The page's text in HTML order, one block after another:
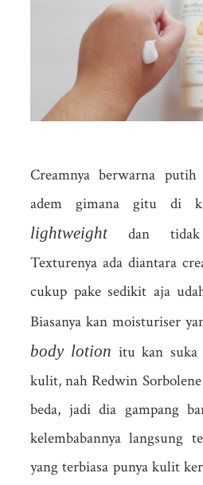
Creamnya berwarna
adem gimana gitu di
lightweightdan tidak
Texturenya ada diantara
cukup pake sedikit aja
Biasanya kan moisturiser
body lotionitu kan suka
kulit, nah Redwin
beda, jadi dia gampang
kelembabannya langsung
yang terbiasa punya kulit